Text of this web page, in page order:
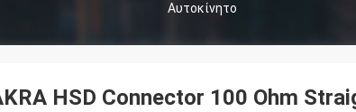
Αυτοκίνητο
HSD Connector 100 Ohm